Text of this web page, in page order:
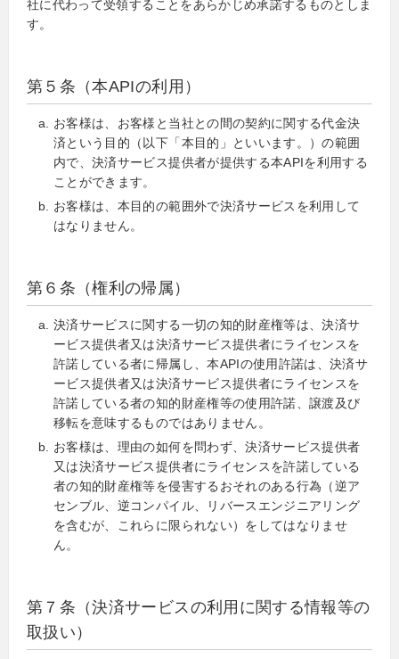
社に代わって受領することをあらかじめ承諾するものとしま
す。
第５条（本APIの利用）
お客様は、お客様と当社との間の契約に関する代金決
済という目的（以下「本目的」といいます。）の範囲
内で、決済サービス提供者が提供する本APIを利用する
ことができます。
お客様は、本目的の範囲外で決済サービスを利用して
はなりません。
第６条（権利の帰属）
決済サービスに関する一切の知的財産権等は、決済サ
ービス提供者又は決済サービス提供者にライセンスを
許諾している者に帰属し、本APIの使用許諾は、決済サ
ービス提供者又は決済サービス提供者にライセンスを
許諾している者の知的財産権等の使用許諾、譲渡及び
移転を意味するものではありません。
お客様は、理由の如何を問わず、決済サービス提供者
又は決済サービス提供者にライセンスを許諾している
者の知的財産権等を侵害するおそれのある行為（逆ア
センブル、逆コンパイル、リバースエンジニアリング
を含むが、これらに限られない）をしてはなりませ
ん。
第７条（決済サービスの利用に関する情報等の
取扱い）